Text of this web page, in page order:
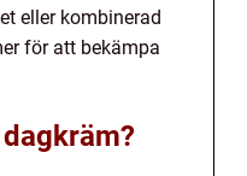
eller kombinerad
för att bekämpa